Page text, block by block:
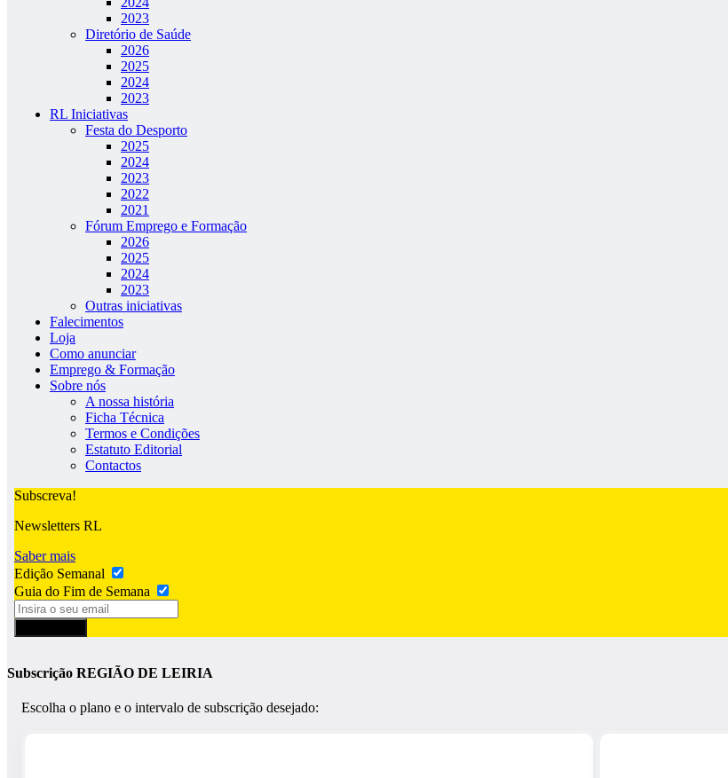
2023
Diretório de Saúde
2026
2025
2024
2023
RL Iniciativas
Festa do Desporto
2025
2024
2023
2022
2021
Fórum Emprego e Formação
2026
2025
2024
2023
Outras iniciativas
Falecimentos
Loja
Como anunciar
Emprego & Formação
Sobre nós
A nossa história
Ficha Técnica
Termos e Condições
Estatuto Editorial
Contactos
Subscreva!
Newsletters RL
Saber mais
Edição Semanal
Guia do Fim de Semana
Subscrição REGIÃO DE LEIRIA
Escolha o plano e o intervalo de subscrição desejado: